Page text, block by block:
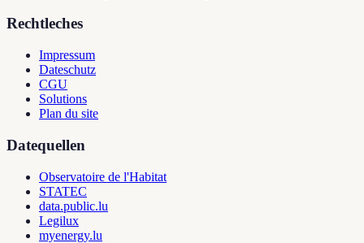
Rechtleches
Impressum
Dateschutz
CGU
Solutions
Plan du site
Datequellen
Observatoire de l'Habitat
STATEC
data.public.lu
Legilux
myenergy.lu